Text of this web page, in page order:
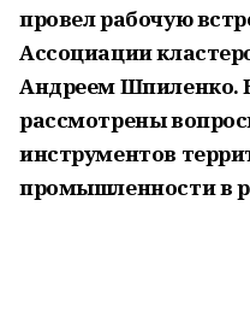
провел рабочую
Ассоциации
Андреем Шпиленко.
рассмотрены
инструментов
промышленности в